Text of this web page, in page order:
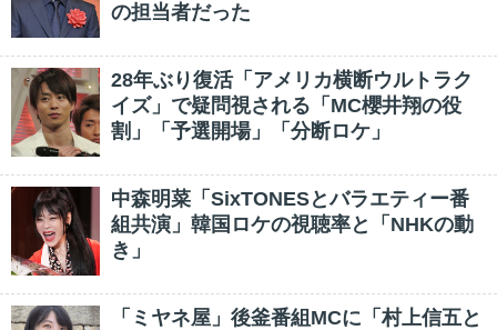
の担当者だった
28年ぶり復活「アメリカ横断ウルトラク
イズ」で疑問視される「MC櫻井翔の役
割」「予選開場」「分断ロケ」
中森明菜「SixTONESとバラエティー番
組共演」韓国ロケの視聴率と「NHKの動
き」
「ミヤネ屋」後釜番組MCに「村上信五と